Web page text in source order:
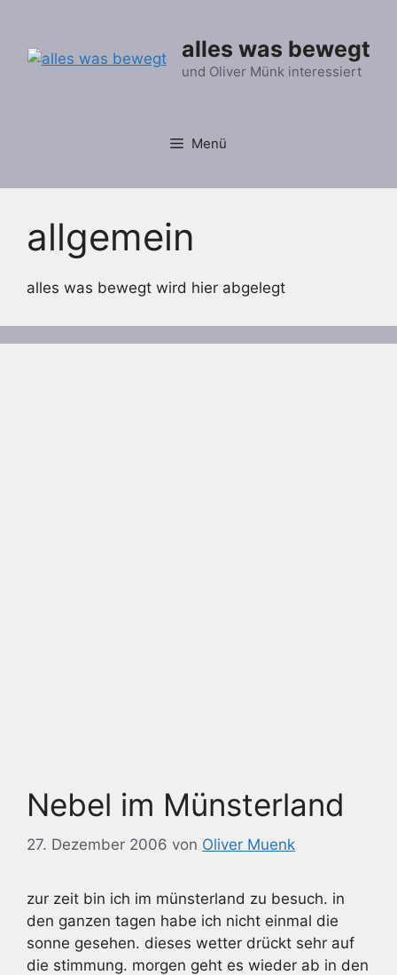
springen
alles was bewegt
und Oliver Münk interessiert
Menü
allgemein
alles was bewegt wird hier abgelegt
Nebel im Münsterland
27. Dezember 2006 von Oliver Muenk
zur zeit bin ich im münsterland zu besuch. in
den ganzen tagen habe ich nicht einmal die
sonne gesehen. dieses wetter drückt sehr auf
die stimmung. morgen geht es wieder ab in den